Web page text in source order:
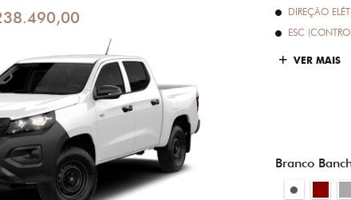
DIREÇÃO
ESC
VER MAIS
Branco